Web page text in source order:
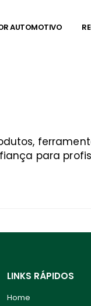
AUTOMOTIVO
para
LINKS RÁPIDOS
Home